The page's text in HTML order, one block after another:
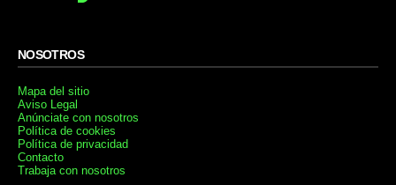
NOSOTROS
Mapa del sitio
Aviso Legal
Anúnciate con nosotros
Política de cookies
Política de privacidad
Contacto
Trabaja con nosotros